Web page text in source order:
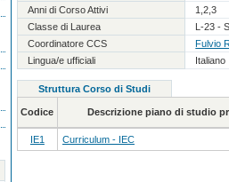
Anni di Corso Attivi
1,2,3
Classe di Laurea
L-23 -
Coordinatore CCS
Fulvio
Lingua/e ufficiali
Italiano
Struttura Corso di Studi
Codice Descrizione piano di studio
IE1 Curriculum - IEC